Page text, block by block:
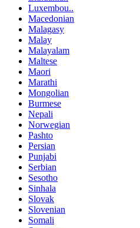
Luxembou..
Macedonian
Malagasy
Malay
Malayalam
Maltese
Maori
Marathi
Mongolian
Burmese
Nepali
Norwegian
Pashto
Persian
Punjabi
Serbian
Sesotho
Sinhala
Slovak
Slovenian
Somali